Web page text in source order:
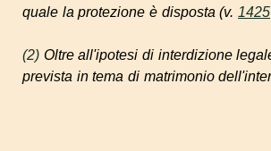
quale la protezione è disposta (v. 1425
(2) Oltre all'ipotesi di interdizione
prevista in tema di matrimonio